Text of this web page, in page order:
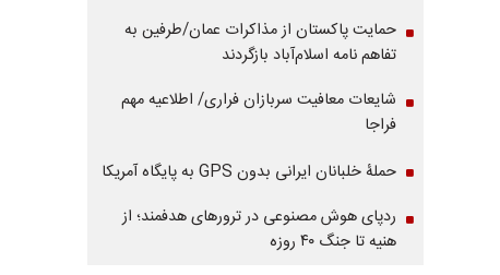
حمایت پاکستان از مذاکرات عمان/طرفین به
تفاهم نامه اسلام‌آباد بازگردند
شایعات معافیت سربازان فراری/ اطلاعیه مهم
فراجا
حملۀ خلبانان ایرانی بدون GPS به پایگاه آمریکا
ردپای هوش مصنوعی در ترورهای هدفمند؛ از
هنیه تا جنگ ۴۰ روزه